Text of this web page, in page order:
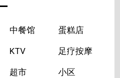
中餐馆 蛋糕店
KTV 足疗按摩
超市 小区